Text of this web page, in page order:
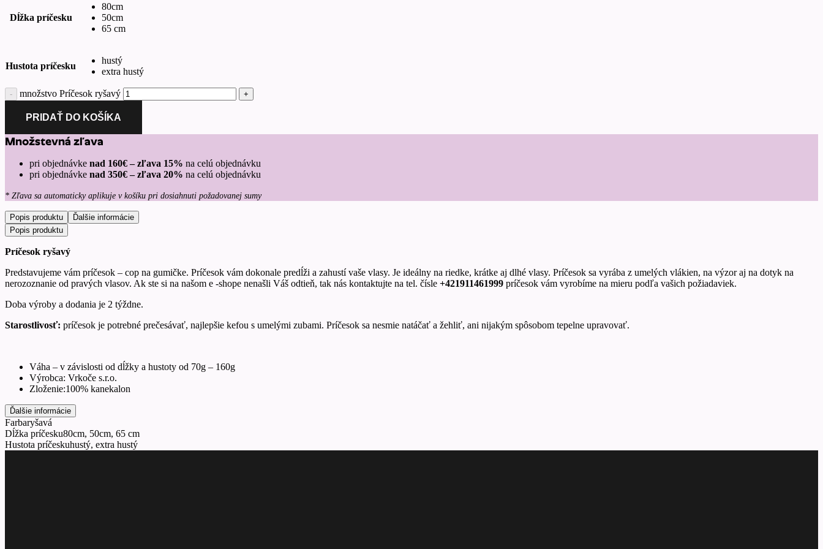
Dĺžka príčesku
80cm
50cm
65 cm
Hustota príčesku
hustý
extra hustý
množstvo Príčesok ryšavý
PRIDAŤ DO KOŠÍKA
Množstevná zľava
pri objednávke nad 160€ – zľava 15% na celú objednávku
pri objednávke nad 350€ – zľava 20% na celú objednávku
* Zľava sa automaticky aplikuje v košíku pri dosiahnuti požadovanej sumy
Popis produktu
Ďalšie informácie
Popis produktu
Príčesok ryšavý
Predstavujeme vám príčesok – cop na gumičke. Príčesok vám dokonale predĺži a zahustí vaše vlasy. Je ideálny na riedke, krátke aj dlhé vlasy. Príčesok sa vyrába z umelých vlákien, na výzor aj na dotyk na
nerozoznanie od pravých vlasov. Ak ste si na našom e -shope nenašli Váš odtieň, tak nás kontaktujte na tel. čísle +421911461999 príčesok vám vyrobíme na mieru podľa vašich požiadaviek.
Doba výroby a dodania je 2 týždne.
Starostlivosť: príčesok je potrebné prečesávať, najlepšie kefou s umelými zubami. Príčesok sa nesmie natáčať a žehliť, ani nijakým spôsobom tepelne upravovať.
Váha – v závislosti od dĺžky a hustoty od 70g – 160g
Výrobca: Vrkoče s.r.o.
Zloženie:100% kanekalon
Ďalšie informácie
Farbaryšavá
Dĺžka príčesku80cm, 50cm, 65 cm
Hustota príčeskuhustý, extra hustý